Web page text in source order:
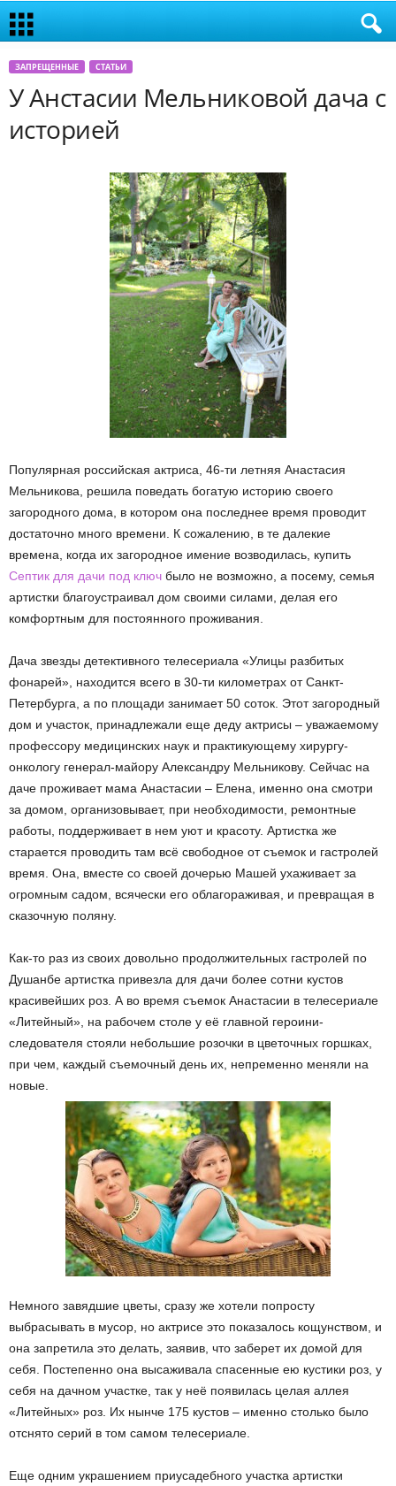
ЗАПРЕЩЕННЫЕ СТАТЬИ
У Анстасии Мельниковой дача с
историей
Популярная российская актриса, 46-ти летняя Анастасия
Мельникова, решила поведать богатую историю своего
загородного дома, в котором она последнее время проводит
достаточно много времени. К сожалению, в те далекие
времена, когда их загородное имение возводилась, купить
Септик для дачи под ключ было не возможно, а посему, семья
артистки благоустраивал дом своими силами, делая его
комфортным для постоянного проживания.
Дача звезды детективного телесериала «Улицы разбитых
фонарей», находится всего в 30-ти километрах от Санкт-
Петербурга, а по площади занимает 50 соток. Этот загородный
дом и участок, принадлежали еще деду актрисы – уважаемому
профессору медицинских наук и практикующему хирургу-
онкологу генерал-майору Александру Мельникову. Сейчас на
даче проживает мама Анастасии – Елена, именно она смотри
за домом, организовывает, при необходимости, ремонтные
работы, поддерживает в нем уют и красоту. Артистка же
старается проводить там всё свободное от съемок и гастролей
время. Она, вместе со своей дочерью Машей ухаживает за
огромным садом, всячески его облагораживая, и превращая в
сказочную поляну.
Как-то раз из своих довольно продолжительных гастролей по
Душанбе артистка привезла для дачи более сотни кустов
красивейших роз. А во время съемок Анастасии в телесериале
«Литейный», на рабочем столе у её главной героини-
следователя стояли небольшие розочки в цветочных горшках,
при чем, каждый съемочный день их, непременно меняли на
новые.
Немного завядшие цветы, сразу же хотели попросту
выбрасывать в мусор, но актрисе это показалось кощунством, и
она запретила это делать, заявив, что заберет их домой для
себя. Постепенно она высаживала спасенные ею кустики роз, у
себя на дачном участке, так у неё появилась целая аллея
«Литейных» роз. Их нынче 175 кустов – именно столько было
отснято серий в том самом телесериале.
Еще одним украшением приусадебного участка артистки